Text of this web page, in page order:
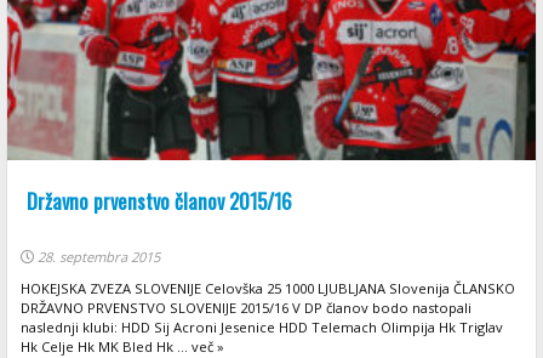
Državno prvenstvo članov 2015/16
28. septembra 2015
HOKEJSKA ZVEZA SLOVENIJE Celovška 25 1000 LJUBLJANA Slovenija ČLANSKO
DRŽAVNO PRVENSTVO SLOVENIJE 2015/16 V DP članov bodo nastopali
naslednji klubi: HDD Sij Acroni Jesenice HDD Telemach Olimpija Hk Triglav
Hk Celje Hk MK Bled Hk ... več »